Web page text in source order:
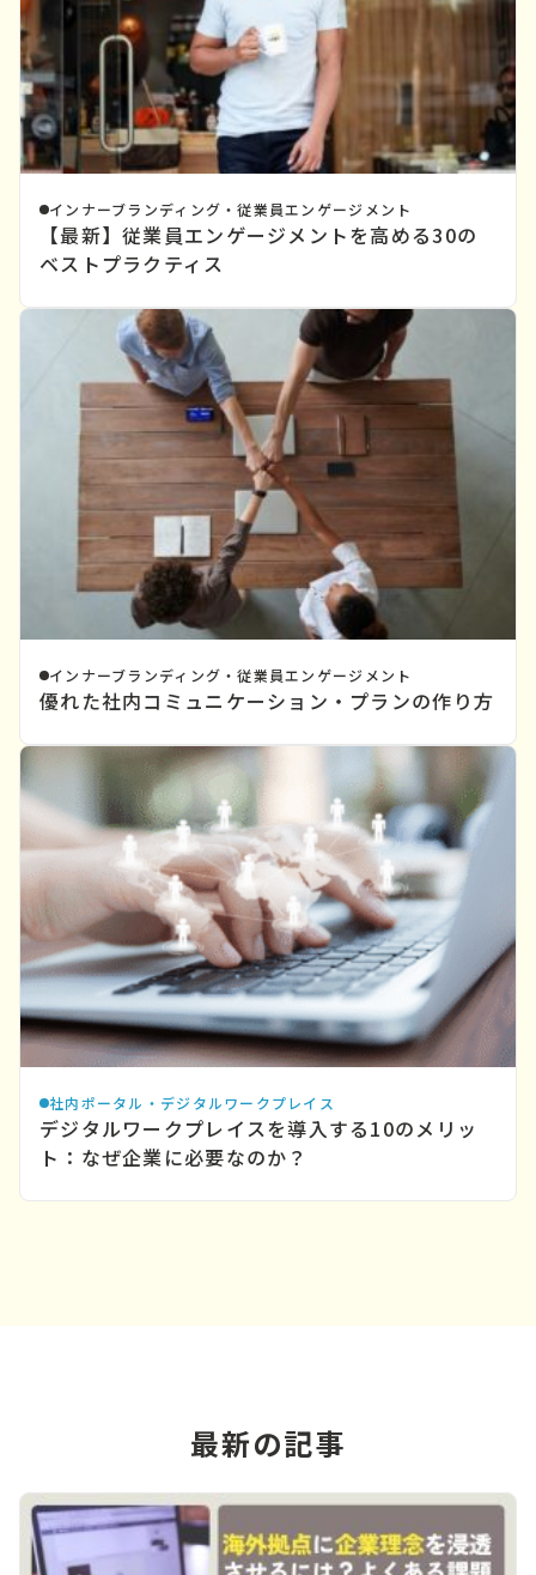
【最新】従業員エンゲージメントを高める30の
ベストプラクティス
インナーブランディング・従業員エンゲージメント
優れた社内コミュニケーション・プランの作り方
インナーブランディング・従業員エンゲージメント
デジタルワークプレイスを導入する10のメリッ
ト：なぜ企業に必要なのか？
社内ポータル・デジタルワークプレイス
最新の記事